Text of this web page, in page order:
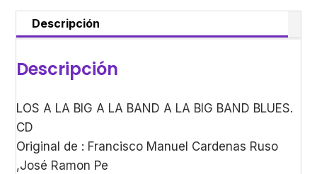
cantidad
Descripción
Descripción
LOS A LA BIG A LA BAND A LA BIG BAND BLUES.
CD
Original de : Francisco Manuel Cardenas Ruso
,José Ramon Pe